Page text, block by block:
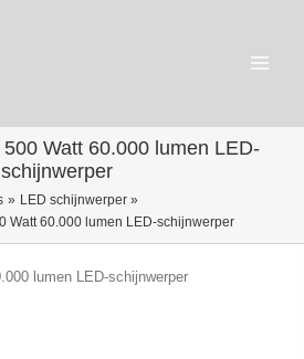
Menu
Watt 60.000 lumen LED-
schijnwerper
LED schijnwerper
Watt 60.000 lumen LED-schijnwerper
lumen LED-schijnwerper